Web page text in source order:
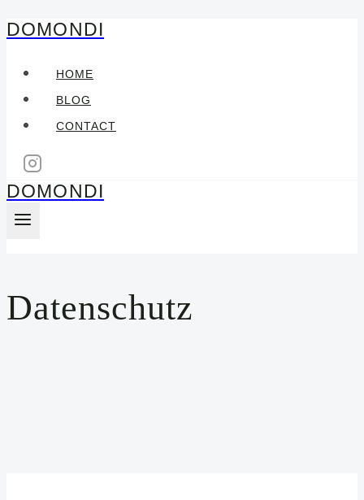
Zum
springen
DOMONDI
HOME
BLOG
CONTACT
DOMONDI
Datenschutz